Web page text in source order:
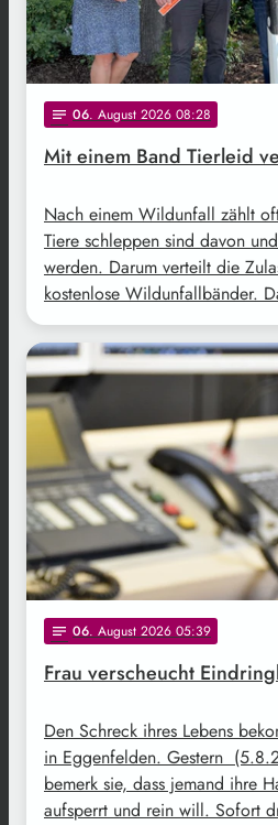
notes 06. August 2026 08:28
Mit einem Band Tierleid
Nach einem Wildunfall zählt
Tiere schleppen sind davon
werden. Darum verteilt die
kostenlose Wildunfallbänder.
notes 06. August 2026 05:39
Frau verscheucht
Den Schreck ihres Lebens
in Eggenfelden. Gestern
bemerk sie, dass jemand ihre
aufsperrt und rein will. Sofort